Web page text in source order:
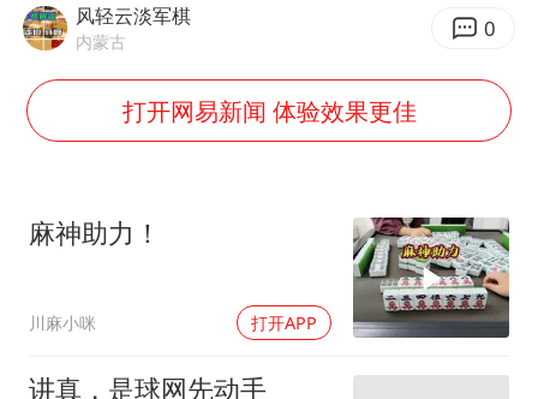
夏日经济乘“热”而上 消费市场向“新”而行
36岁男演员成景区NPC后人气爆棚
宇树王兴兴被问了360多个问题
几元成本的AI广告导致千万市值蒸发
唐田赛前发布会上引用《孙子兵法》
台当局重金为“台独”织“皇帝新衣”
乐享全民健身 共筑健康中国
风轻云淡军棋
内蒙古 0
打开网易新闻 体验效果更佳
麻神助力！
川麻小咪 打开APP
讲真，是球网先动手